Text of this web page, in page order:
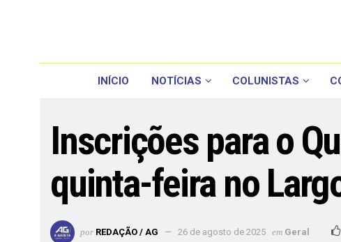
INÍCIO NOTÍCIAS COLUNISTAS
Inscrições para o
quinta-feira no
por REDAÇÃO / AG 26 de agosto de 2025 em Geral